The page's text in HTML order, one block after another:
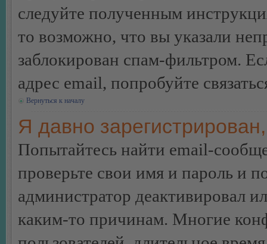
следуйте полученным
то возможно, что вы указали
заблокирован спам-фильтром.
адрес email, попробуйте
Вернуться к началу
Я давно
Попытайтесь найти email-
проверьте свои имя и пароль и
администратор деактивировал
каким-то причинам. Многие